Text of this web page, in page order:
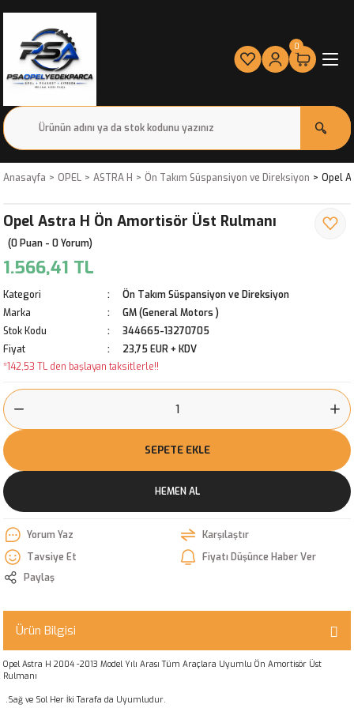
0
Anasayfa OPEL ASTRA H Ön Takım Süspansiyon ve Direksiyon Opel
Opel Astra H Ön Amortisör Üst Rulmanı
(0 Puan - 0 Yorum)
1.566,41 TL
Kategori
Ön Takım Süspansiyon ve Direksiyon
Marka
GM (General Motors )
Stok Kodu
344665-13270705
Fiyat
23,75 EUR + KDV
*142,53 TL den başlayan taksitlerle!!
SEPETE EKLE
HEMEN AL
Yorum Yaz
Karşılaştır
Tavsiye Et
Fiyatı Düşünce Haber Ver
Paylaş
Ürün Bilgisi
Opel Astra H 2004 -2013 Model Yılı Arası Tüm Araçlara Uyumlu Ön Amortisör Üst
Rulmanı
.Sağ ve Sol Her İki Tarafa da Uyumludur.